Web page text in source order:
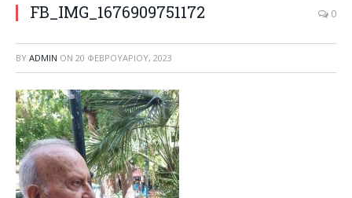
FB_IMG_1676909751172 0
BY ADMIN ON 20 ΦΕΒΡΟΥΑΡΊΟΥ, 2023